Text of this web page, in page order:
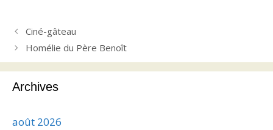
Ciné-gâteau
Homélie du Père Benoît
Archives
août 2026